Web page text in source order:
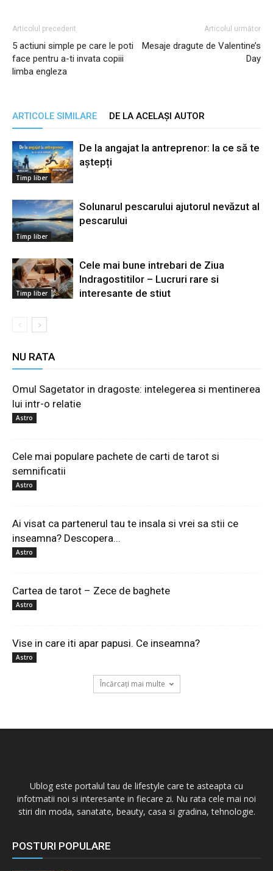
Articolul precedent
5 actiuni simple pe care le poti
face pentru a-ti invata copiii
limba engleza
Articolul următor
Mesaje dragute de Valentine’s
Day
ARTICOLE SIMILARE DE LA ACELAȘI AUTOR
Timp liber
De la angajat la antreprenor: la ce să te
aștepți
Timp liber
Solunarul pescarului ajutorul nevăzut al
pescarului
Timp liber
Cele mai bune intrebari de Ziua
Indragostitilor – Lucruri rare si
interesante de stiut
NU RATA
Omul Sagetator in dragoste: intelegerea si mentinerea
lui intr-o relatie
Astro
Cele mai populare pachete de carti de tarot si
semnificatii
Astro
Ai visat ca partenerul tau te insala si vrei sa stii ce
inseamna? Descopera...
Astro
Cartea de tarot – Zece de baghete
Astro
Vise in care iti apar papusi. Ce inseamna?
Astro
Încărcați mai multe
Ublog este portalul tau de lifestyle care te asteapta cu
infotmatii noi si interesante in fiecare zi. Nu rata cele mai noi
stiri din moda, sanatate, beauty, casa si gradina, tehnologie.
POSTURI POPULARE